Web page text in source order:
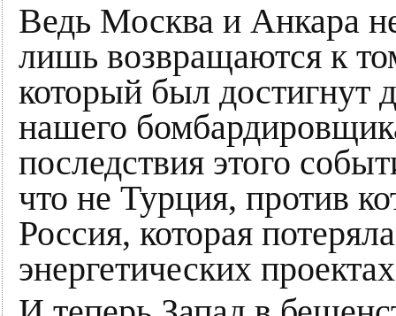
Ведь Москва и Анкара
лишь возвращаются к
который был достигнут
нашего
последствия этого
что не Турция, против
Россия, которая
энергетических